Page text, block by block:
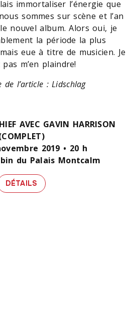
immortaliser l’énergie que
sommes sur scène et l’an
nouvel album. Alors oui, je
la période la plus
eue à titre de musicien. Je
m’en plaindre!
l’article : Lidschlag
AVEC GAVIN HARRISON
2019 • 20 h
du Palais Montcalm
DÉTAILS